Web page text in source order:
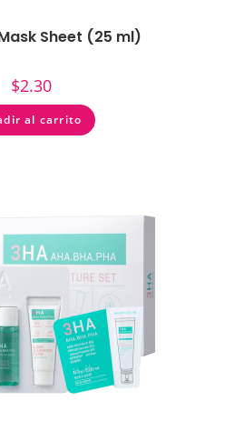
Sheet (25 ml)
$2.30
al carrito